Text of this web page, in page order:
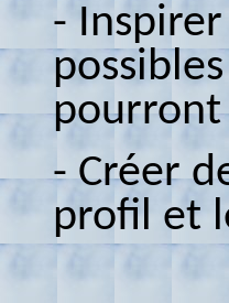
-
pourront
- Créer
profil et